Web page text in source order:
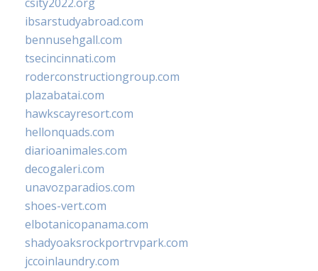
ibsarstudyabroad.com
bennusehgall.com
tsecincinnati.com
roderconstructiongroup.com
plazabatai.com
hawkscayresort.com
hellonquads.com
diarioanimales.com
decogaleri.com
unavozparadios.com
shoes-vert.com
elbotanicopanama.com
shadyoaksrockportrvpark.com
jccoinlaundry.com